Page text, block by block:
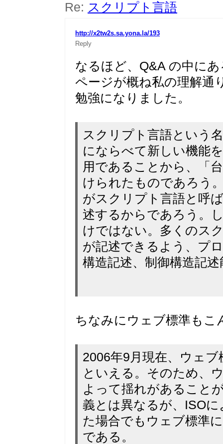
Re: スクリプト言語
http://x2tw2s.sa.yona.la/193
Reply
なるほど、Q&A の中に
ページが概ね私の理解通
勉強になりました。
スクリプト言語という
にならべて新しい機能
用であることから、「
けられたものであろう
がスクリプト言語と呼
述するからであろう。
けではない。多くのス
が記述できるよう、プ
構造記述、制御構造記
ちなみにウェブ標準もこ
2006年9月現在、ウェ
といえる。そのため、
よって揺れがあること
義とは異なるが、ISO
た場合でもウェブ標準
である。